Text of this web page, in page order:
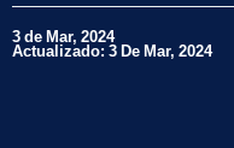
3 de Mar, 2024
Actualizado: 3 De Mar, 2024